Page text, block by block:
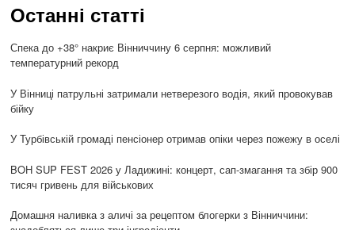
Останні статті
Спека до +38° накриє Вінниччину 6 серпня: можливий
температурний рекорд
У Вінниці патрульні затримали нетверезого водія, який провокував
бійку
У Турбівській громаді пенсіонер отримав опіки через пожежу в оселі
BOH SUP FEST 2026 у Ладижині: концерт, сап-змагання та збір 900
тисяч гривень для військових
Домашня наливка з аличі за рецептом блогерки з Вінниччини: